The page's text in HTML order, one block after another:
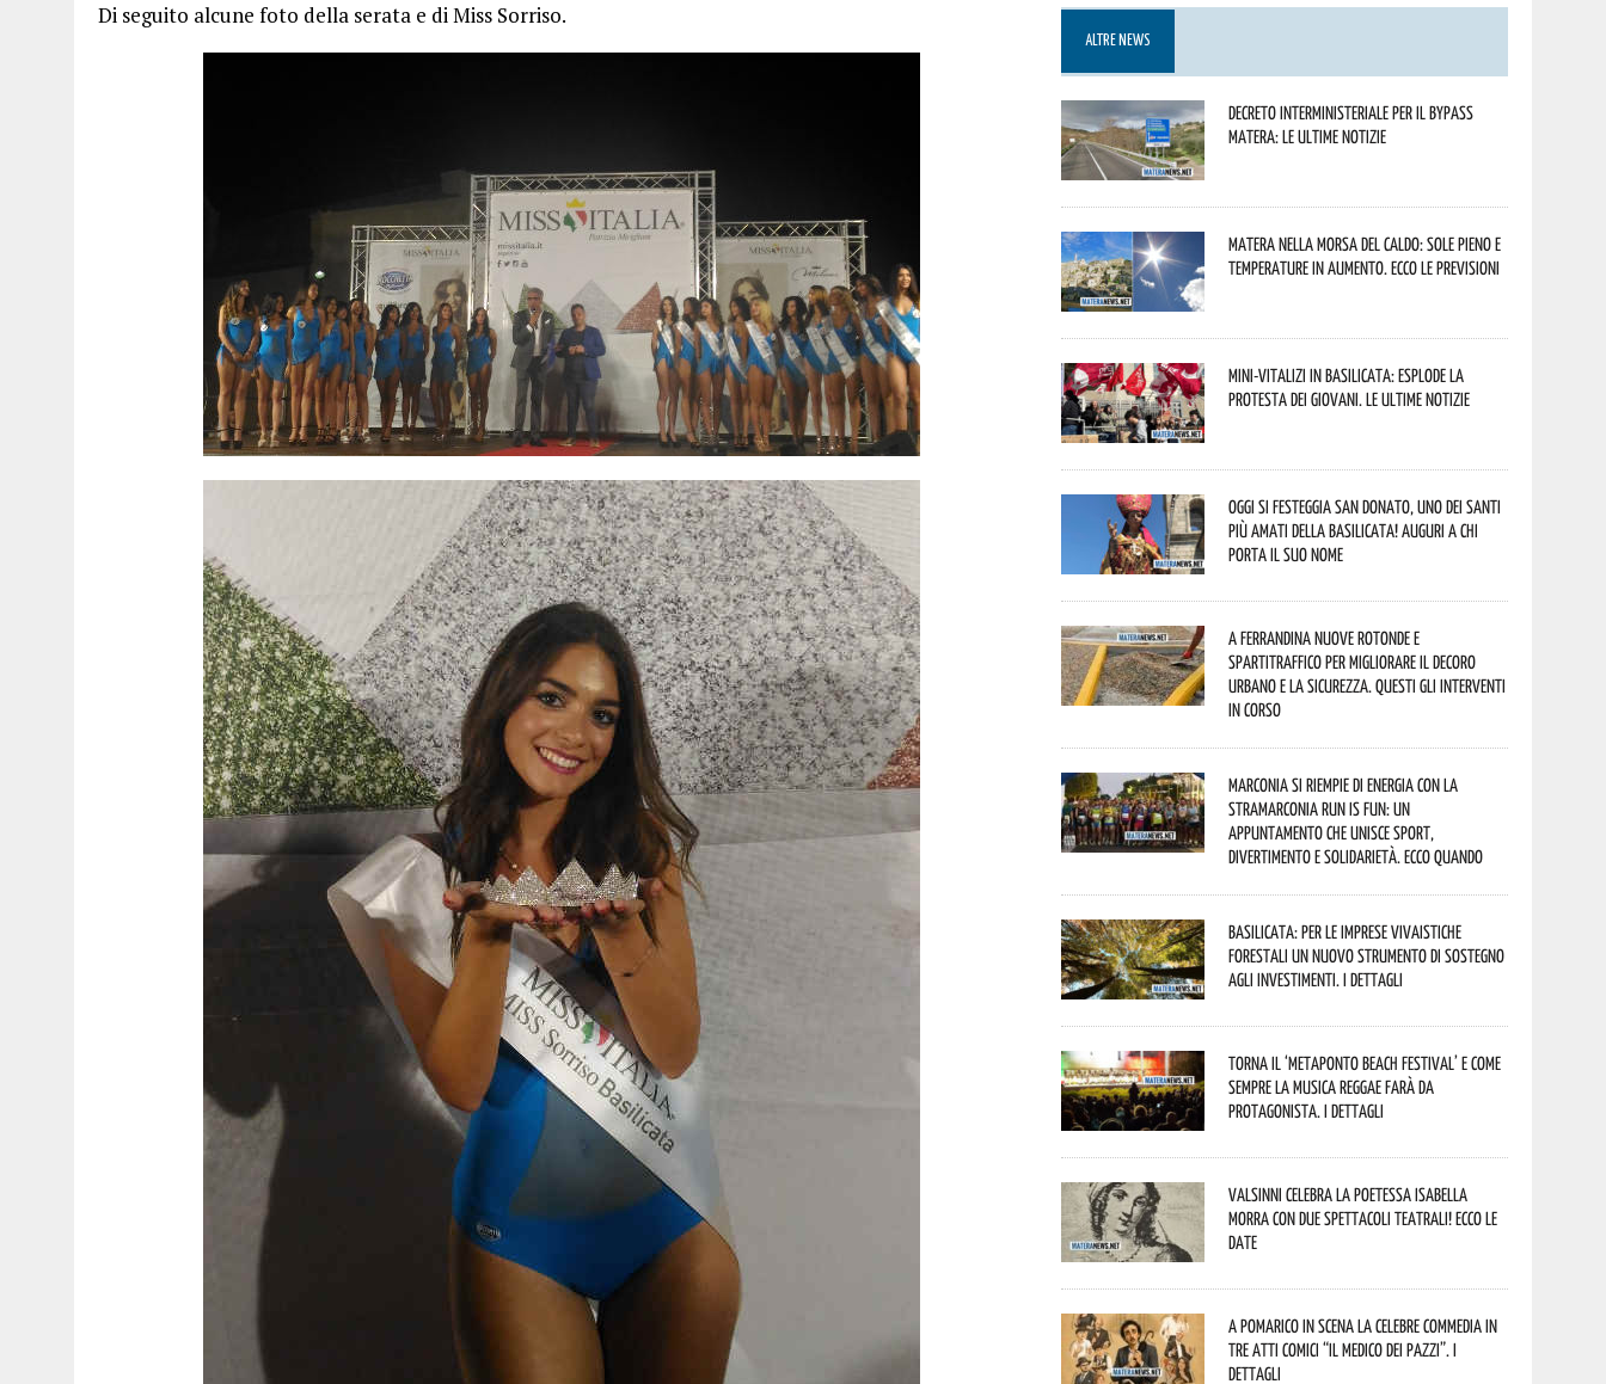
Di seguito alcune foto della serata e di Miss Sorriso.
ALTRE NEWS
Decreto interministeriale per il Bypass
Matera: le ultime notizie
Matera nella morsa del caldo: sole pieno e
temperature in aumento. Ecco le previsioni
Mini-vitalizi in Basilicata: esplode la
protesta dei giovani. Le ultime notizie
Oggi si festeggia San Donato, uno dei Santi
più amati della Basilicata! Auguri a chi
porta il suo nome
A Ferrandina nuove rotonde e
spartitraffico per migliorare il decoro
urbano e la sicurezza. Questi gli interventi
in corso
Marconia si riempie di energia con la
StraMarconia Run is Fun: un
appuntamento che unisce sport,
divertimento e solidarietà. Ecco quando
Basilicata: per le imprese vivaistiche
forestali un nuovo strumento di sostegno
agli investimenti. I dettagli
Torna il ‘Metaponto beach festival’ e come
sempre la musica reggae farà da
protagonista. I dettagli
Valsinni celebra la poetessa Isabella
Morra con due spettacoli teatrali! Ecco le
date
A Pomarico in scena la celebre commedia in
tre atti comici “Il medico dei pazzi”. I
dettagli